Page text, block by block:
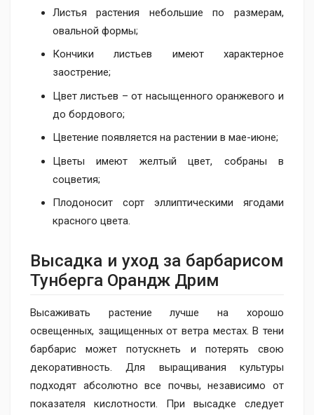
Листья растения небольшие по размерам,
овальной формы;
Кончики листьев имеют характерное
заострение;
Цвет листьев – от насыщенного оранжевого и
до бордового;
Цветение появляется на растении в мае-июне;
Цветы имеют желтый цвет, собраны в
соцветия;
Плодоносит сорт эллиптическими ягодами
красного цвета.
Высадка и уход за барбарисом
Тунберга Орандж Дрим
Высаживать растение лучше на хорошо
освещенных, защищенных от ветра местах. В тени
барбарис может потускнеть и потерять свою
декоративность. Для выращивания культуры
подходят абсолютно все почвы, независимо от
показателя кислотности. При высадке следует